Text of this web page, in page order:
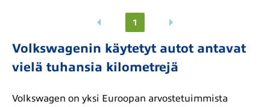
1
Volkswagenin käytetyt autot antavat
vielä tuhansia kilometrejä
Volkswagen on yksi Euroopan arvostetuimmista